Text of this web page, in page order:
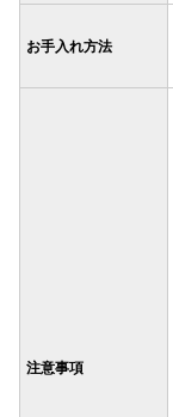
お手入れ方法
注意事項